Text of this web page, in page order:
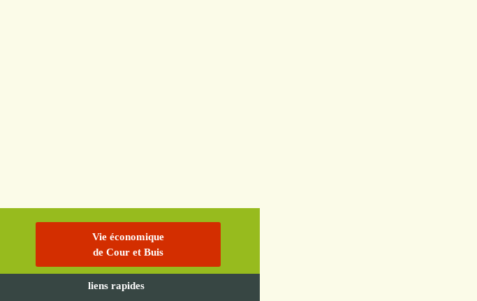
Vie économique
de Cour et Buis
liens rapides